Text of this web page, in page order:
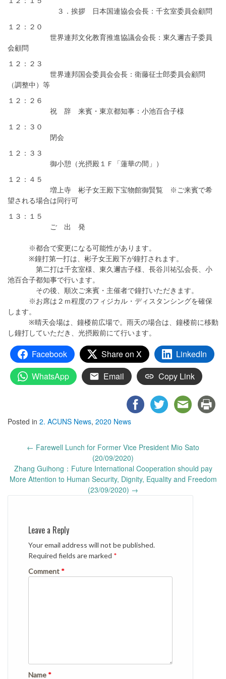
３．挨拶 日本国連協会会長：千玄室委員会顧問
１２：２０
世界連邦文化教育推進協議会会長：東久邇吉子委員
会顧問
１２：２３
世界連邦国会委員会会長：衛藤征士郎委員会顧問
（調整中）等
１２：２６
祝 辞 来賓・東京都知事：小池百合子様
１２：３０
閉会
１２：３３
御小憩（光摂殿１Ｆ「蓮華の間」）
１２：４５
増上寺 彬子女王殿下宝物館御賢覧 ※ご来賓で希
望される場合は同行可
１３：１５
ご 出 発
※都合で変更になる可能性があります。
※鐘打第一打は、彬子女王殿下が鐘打されます。
第二打は千玄室様、東久邇吉子様、長谷川祐弘会長、小
池百合子都知事で行います。
その後、順次ご来賓・主催者で鐘打いただきます。
※お席は２ｍ程度のフィジカル・ディスタンシングを確保
します。
※晴天会場は、鐘楼前広場で。雨天の場合は、鐘楼前に移動
し鐘打していただき、光摂殿前にて行います。
Facebook Share on X
LinkedIn
WhatsApp
Email Copy Link
Posted in 2. ACUNS News, 2020 News
← Farewell Lunch for Former Vice President Mio Sato
(20/09/2020)
Zhang Guihong：Future International Cooperation should pay
More Attention to Human Security, Dignity, Equality and Freedom
(23/09/2020) →
Leave a Reply
Your email address will not be published.
Required fields are marked *
Comment *
Name *